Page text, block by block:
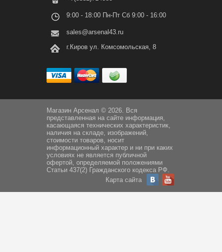
9:00 - 18:00 Пн-Пт Сб 9:00 - 16:00
sales@arsenal43.ru
г.Киров ул. Комсомольская, 8
Магазин Арсенал © 2026. Вся
представленная на сайте информация,
касающаяся технических характеристик,
наличия на складе, изображений,
стоимости товаров, носит
информационный характер и ни при каких
условиях не является публичной
офертой, определяемой положениями
Статьи 437(2) Гражданского кодекса РФ.
Карта сайта